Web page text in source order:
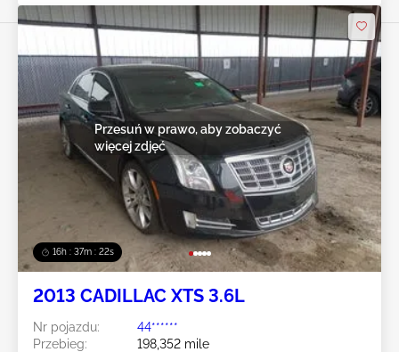
16h : 37m : 19s
Przesuń w prawo, aby zobaczyć
więcej zdjęć
2013 CADILLAC XTS 3.6L
Nr pojazdu:
44******
Przebieg:
198,352 mile